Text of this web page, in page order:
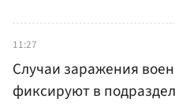
11:27
Случаи заражения
фиксируют в